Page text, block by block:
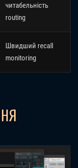
читабельність
routing
Швидший recall
monitoring